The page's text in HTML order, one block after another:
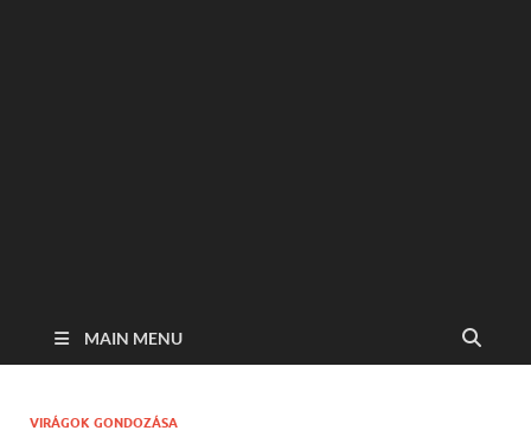
MAIN MENU
VIRÁGOK GONDOZÁSA